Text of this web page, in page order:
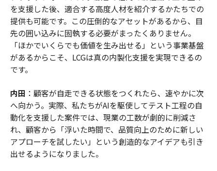
を支援した後、適合する高度人材を紹介するかたちでの
提供も可能です。この圧倒的なアセットがあるから、目
先の囲い込みに固執する必要がまったくありません。
「ほかでいくらでも価値を生み出せる」という事業基盤
があるからこそ、LCGは真の内製化支援を実現できるの
です。
内田 ：顧客が自走できる状態をつくれたら、速やかに次
へ向かう。実際、私たちがAIを駆使してテスト工程の自
動化を支援した案件では、現業の工数が劇的に削減さ
れ、顧客から「浮いた時間で、品質向上のために新しい
アプローチを試したい」という創造的なアイデアも引き
出せるようになりました。